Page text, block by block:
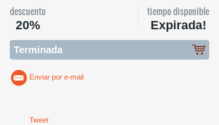
descuento
20%
tiempo disponible
Expirada!
Terminada
Enviar por e-mail
Tweet